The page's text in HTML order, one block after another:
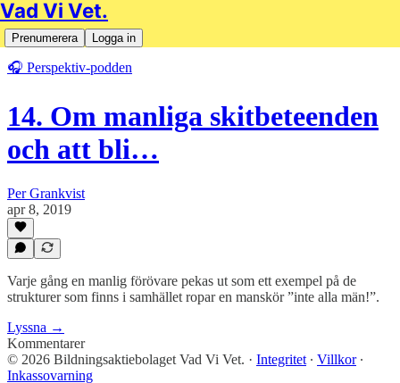
Vad Vi Vet.
Prenumerera Logga in
🎧 Perspektiv-podden
14. Om manliga skitbeteenden
och att bli…
Per Grankvist
apr 8, 2019
Varje gång en manlig förövare pekas ut som ett exempel på de
strukturer som finns i samhället ropar en manskör ”inte alla män!”.
Lyssna →
Kommentarer
© 2026 Bildningsaktiebolaget Vad Vi Vet. · Integritet ∙ Villkor∙
Inkassovarning